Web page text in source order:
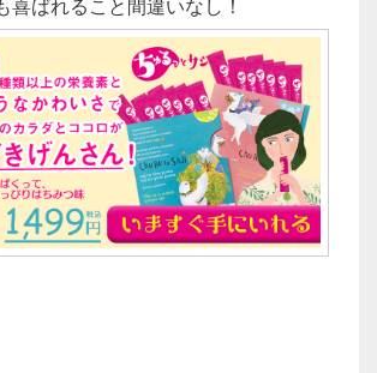
喜ばれること間違いなし！